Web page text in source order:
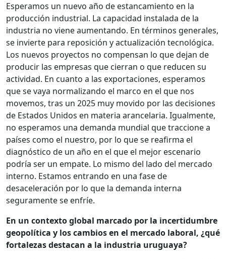
Esperamos un nuevo año de estancamiento en la
producción industrial. La capacidad instalada de la
industria no viene aumentando. En términos generales,
se invierte para reposición y actualización tecnológica.
Los nuevos proyectos no compensan lo que dejan de
producir las empresas que cierran o que reducen su
actividad. En cuanto a las exportaciones, esperamos
que se vaya normalizando el marco en el que nos
movemos, tras un 2025 muy movido por las decisiones
de Estados Unidos en materia arancelaria. Igualmente,
no esperamos una demanda mundial que traccione a
países como el nuestro, por lo que se reafirma el
diagnóstico de un año en el que el mejor escenario
podría ser un empate. Lo mismo del lado del mercado
interno. Estamos entrando en una fase de
desaceleración por lo que la demanda interna
seguramente se enfríe.
En un contexto global marcado por la incertidumbre
geopolítica y los cambios en el mercado laboral, ¿qué
fortalezas destacan a la industria uruguaya?